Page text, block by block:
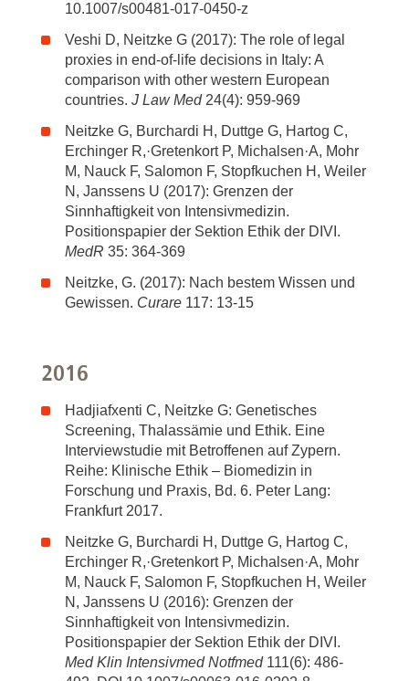
10.1007/s00481-017-0450-z
Veshi D, Neitzke G (2017): The role of legal
proxies in end-of-life decisions in Italy: A
comparison with other western European
countries. J Law Med24(4): 959-969
Neitzke G, Burchardi H, Duttge G, Hartog C,
Erchinger R,·Gretenkort P, Michalsen·A, Mohr
M, Nauck F, Salomon F, Stopfkuchen H, Weiler
N, Janssens U (2017): Grenzen der
Sinnhaftigkeit von Intensivmedizin.
Positionspapier der Sektion Ethik der DIVI.
MedR 35: 364-369
Neitzke, G. (2017): Nach bestem Wissen und
Gewissen. Curare 117: 13-15
2016
Hadjiafxenti C, Neitzke G: Genetisches
Screening, Thalassämie und Ethik. Eine
Interviewstudie mit Betroffenen auf Zypern.
Reihe: Klinische Ethik – Biomedizin in
Forschung und Praxis, Bd. 6. Peter Lang:
Frankfurt 2017.
Neitzke G, Burchardi H, Duttge G, Hartog C,
Erchinger R,·Gretenkort P, Michalsen·A, Mohr
M, Nauck F, Salomon F, Stopfkuchen H, Weiler
N, Janssens U (2016): Grenzen der
Sinnhaftigkeit von Intensivmedizin.
Positionspapier der Sektion Ethik der DIVI.
Med Klin Intensivmed Notfmed111(6): 486-